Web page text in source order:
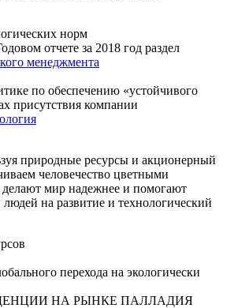
норм
отчете за 2018 год раздел
менеджмента
по обеспечению «устойчивого
присутствия компании
природные ресурсы и акционерный
человечество цветными
делают мир надежнее и помогают
на развитие и технологический
перехода на экологически
НА РЫНКЕ ПАЛЛАДИЯ